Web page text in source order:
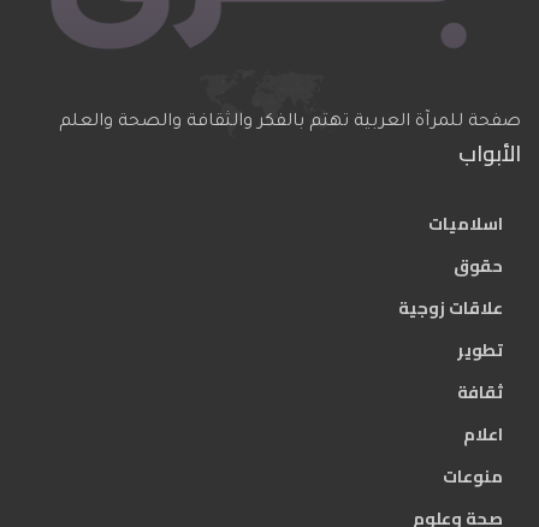
صفحة للمرآة العربية تهتم بالفكر والثقافة والصحة والعلم
الأبواب
اسلاميات
حقوق
علاقات زوجية
تطوير
ثقافة
اعلام
منوعات
صحة وعلوم